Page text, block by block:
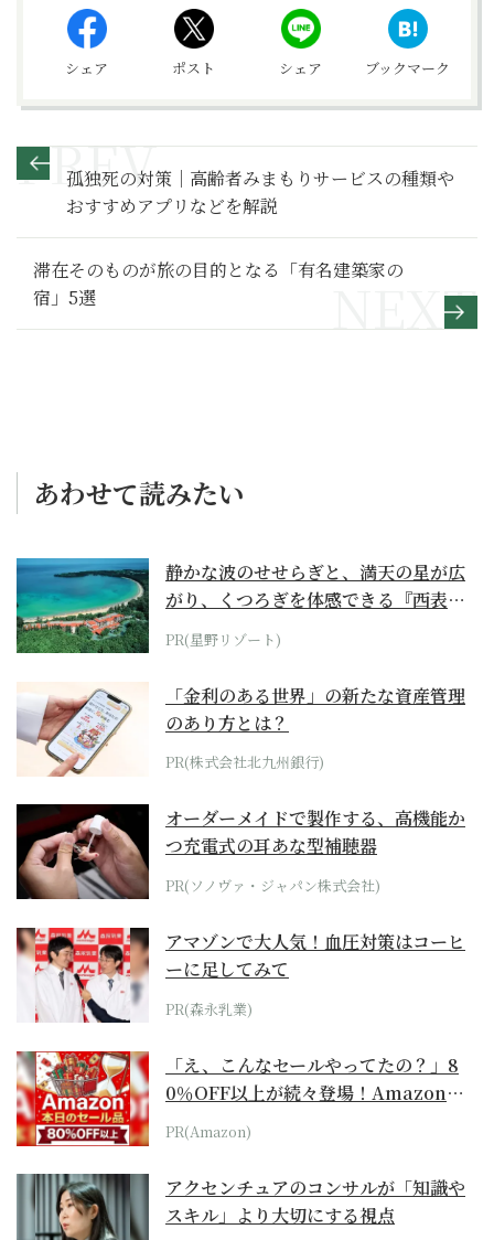
シェア ポスト シェア ブックマーク
孤独死の対策｜高齢者みまもりサービスの種類や
おすすめアプリなどを解説
滞在そのものが旅の目的となる「有名建築家の
宿」5選
あわせて読みたい
静かな波のせせらぎと、満天の星が広
がり、くつろぎを体感できる『西表島
ホテル by...
PR(星野リゾート)
「金利のある世界」の新たな資産管理
のあり方とは？
PR(株式会社北九州銀行)
オーダーメイドで製作する、高機能か
つ充電式の耳あな型補聴器
PR(ソノヴァ・ジャパン株式会社)
アマゾンで大人気！血圧対策はコーヒ
ーに足してみて
PR(森永乳業)
「え、こんなセールやってたの？」8
0％OFF以上が続々登場！Amazonの
本気が...
PR(Amazon)
アクセンチュアのコンサルが「知識や
スキル」より大切にする視点